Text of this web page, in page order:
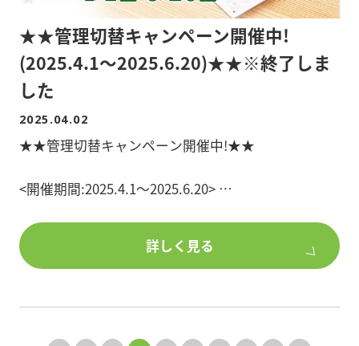
て、2005年7月からBRICs経済研究所代表に就任。
BRICs経済研究所代表として新興国経済、先進国経
済の分析を行っている。
新興国経済、先進国経済の分析など同研究所の活動
とあわせて、フジテレビ「ホンマでっか!?TV」、読
売テレビ「クギズケ!」、テレビ朝日「ビートたけし
雑誌・WEBでの連載や講演など多方面に渡り活躍し
【参加費】無料
★★管理切替キャンペーン開催中!
(2025.4.1～2025.6.20)★★※終了しま
した
2025.04.02
★★管理切替キャンペーン開催中!★★
<開催期間:2025.4.1～2025.6.20>
管理会社の切り替えをお考えのオーナー様へ今だけ
のお得な特典をご用意しました!
今だけオーナーポイント最大50%分プレゼント!
詳しく見る